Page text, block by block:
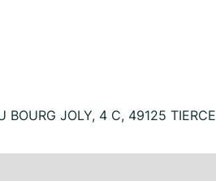
BOURG JOLY, 4 C, 49125 TIERCE